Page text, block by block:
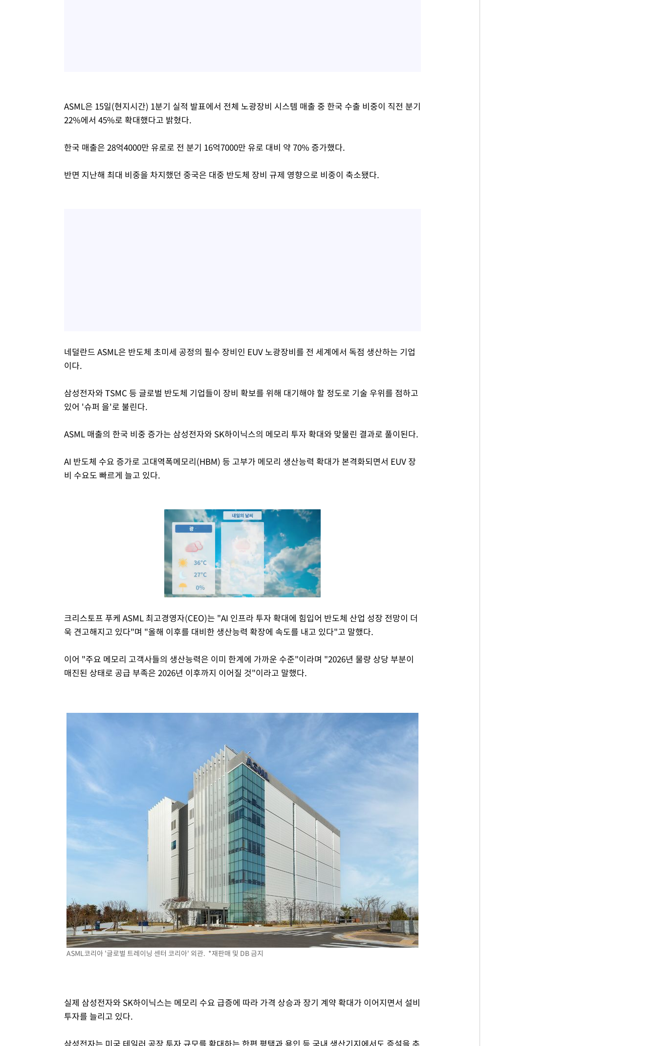
ASML은 15일(현지시간) 1분기 실적 발표에서 전체 노광장비 시스템 매출 중 한국 수출 비중이 직전 분기
22%에서 45%로 확대했다고 밝혔다.
한국 매출은 28억4000만 유로로 전 분기 16억7000만 유로 대비 약 70% 증가했다.
반면 지난해 최대 비중을 차지했던 중국은 대중 반도체 장비 규제 영향으로 비중이 축소됐다.
네덜란드 ASML은 반도체 초미세 공정의 필수 장비인 EUV 노광장비를 전 세계에서 독점 생산하는 기업
이다.
삼성전자와 TSMC 등 글로벌 반도체 기업들이 장비 확보를 위해 대기해야 할 정도로 기술 우위를 점하고
있어 '슈퍼 을'로 불린다.
ASML 매출의 한국 비중 증가는 삼성전자와 SK하이닉스의 메모리 투자 확대와 맞물린 결과로 풀이된다.
AI 반도체 수요 증가로 고대역폭메모리(HBM) 등 고부가 메모리 생산능력 확대가 본격화되면서 EUV 장
비 수요도 빠르게 늘고 있다.
Mute
크리스토프 푸케 ASML 최고경영자(CEO)는 "AI 인프라 투자 확대에 힘입어 반도체 산업 성장 전망이 더
욱 견고해지고 있다"며 "올해 이후를 대비한 생산능력 확장에 속도를 내고 있다"고 말했다.
이어 "주요 메모리 고객사들의 생산능력은 이미 한계에 가까운 수준"이라며 "2026년 물량 상당 부분이
매진된 상태로 공급 부족은 2026년 이후까지 이어질 것"이라고 말했다.
ASML코리아 '글로벌 트레이닝 센터 코리아' 외관. *재판매 및 DB 금지
실제 삼성전자와 SK하이닉스는 메모리 수요 급증에 따라 가격 상승과 장기 계약 확대가 이어지면서 설비
투자를 늘리고 있다.
삼성전자는 미국 테일러 공장 투자 규모를 확대하는 한편 평택과 용인 등 국내 생산기지에서도 증설을 추